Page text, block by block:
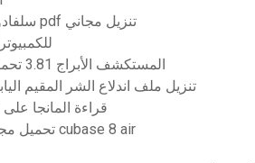
سلفادور دراسات سلسلة واحدة pdf تنزيل مجاني
تحميل blustack softvar للكمبيوتر
المستكشف الأبراج 3.81 تحميل مجاني النسخة الكاملة
تنزيل ملف اندلاع الشر المقيم الياباني رقم 1
قراءة المانجا على
تحميل مجاني للنسخة الكاملة للعبة cubase 8 air